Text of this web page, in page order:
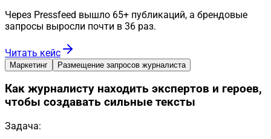
Через Pressfeed вышло 65+ публикаций, а брендовые
запросы выросли почти в 36 раз.
Читать кейс
Маркетинг Размещение запросов журналиста
Как журналисту находить экспертов и героев,
чтобы создавать сильные тексты
Задача: